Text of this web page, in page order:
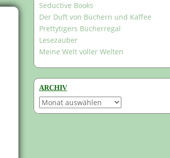
Seductive Books
Der Duft von Büchern und Kaffee
Prettytigers Bücherregal
Lesezauber
Meine Welt voller Welten
ARCHIV
Archiv